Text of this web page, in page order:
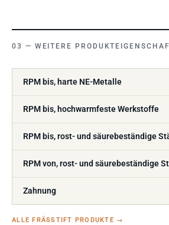
WEITERE
RPM bis, harte NE-Metalle
RPM bis, hochwarmfeste Werkstoffe
RPM bis, rost- und säurebeständige
RPM von, rost- und säurebeständige
Zahnung
ALLE FRÄSSTIFT PRODUKTE →